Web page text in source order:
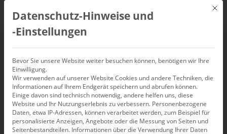
Modellierung
Mit
Datenschutz-Hinweise und
‑Einstellungen
Bevor Sie unsere Website weiter besuchen können, benötigen wir Ihre
Einwilligung.
Wir verwenden auf unserer Website Cookies und andere Techniken, die
Informationen auf Ihrem Endgerät speichern und abrufen können.
Einige davon sind technisch notwendig, andere helfen uns, diese
Website und Ihr Nutzungserlebnis zu verbessern. Personenbezogene
Daten, etwa IP-Adressen, können verarbeitet werden, zum Beispiel für
personalisierte Anzeigen, Angebote oder die Messung von Seiten und
Seitenbestandteilen. Informationen über die Verwendung Ihrer Daten